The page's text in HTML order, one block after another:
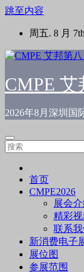
跳至内容
周五. 8 月
CMPE
2026年8月深圳国
首页
CMPE2026
展会
精彩
联系
新消费电子
展位图
参展范围